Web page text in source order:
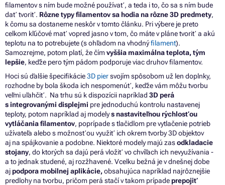
filamentov s ním bude možné používať, a teda i to, čo sa s ním bude
dať tvoriť. Rôzne typy filamentov sa hodia na rôzne 3D predmety,
k čomu sa dostaneme neskôr v tomto článku. Pri výbere je preto
celkom kľúčové mať vopred jasno v tom, čo máte v pláne tvoriť a akú
teplotu na to potrebujete (s ohľadom na vhodnýfilament).
Samozrejme, potom platí, že čímvyššia maximálna teplota, tým
lepšie, keďže pero tým pádom podporuje viac druhov filamentov.
Hoci sú ďalšie špecifikácie3D piersvojím spôsobom už len doplnky,
rozhodne by bola škoda ich nespomenúť, keďže vám môžu tvorbu
veľmi uľahčiť. Na trhu sú k dispozícii napríklad 3D perá
s integrovanými displejmi pre jednoduchú kontrolu nastavenej
teploty, potom napríklad aj modelys nastaviteľnou rýchlosťou
vytláčania filamentov, poprípade s tlačidlom pre vytlačenie potrieb
užívateľa alebo s možnosťou využiť ich okrem tvorby 3D objektov
aj na spájkovanie a podobne. Niektoré modely majú zasodkladacie
stojany, do ktorých sa dajú perá vložiť vo chvíľach ich nevyužívania -
a to jednak studené, aj rozžhavené. Vcelku bežná je v dnešnej dobe
ajpodpora mobilnej aplikácie,obsahujúca napríklad najrôznejšie
predlohy na tvorbu, pričom perá stačí v takom prípadeprepojiť